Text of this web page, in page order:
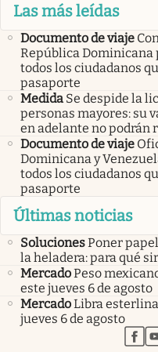
Las más leídas
Documento de viaje
República Dominicana
todos los ciudadanos
pasaporte
Medida Se despide la
personas mayores: su
en adelante no podrán
Documento de viaje
Dominicana y
todos los ciudadanos
pasaporte
Últimas noticias
SolucionesPoner
la heladera: para qué
MercadoPeso
este jueves 6 de agosto
MercadoLibra
jueves 6 de agosto